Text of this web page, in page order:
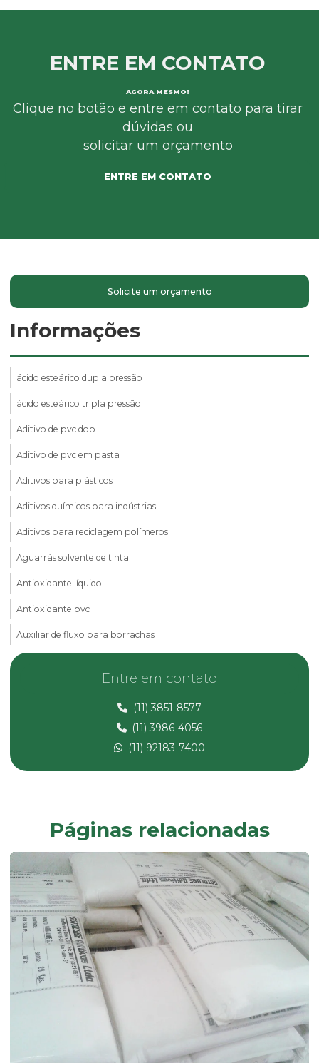
ENTRE EM CONTATO
AGORA MESMO!
Clique no botão e entre em contato para tirar
dúvidas ou
solicitar um orçamento
ENTRE EM CONTATO
Solicite um orçamento
Informações
ácido esteárico dupla pressão
ácido esteárico tripla pressão
Aditivo de pvc dop
Aditivo de pvc em pasta
Aditivos para plásticos
Aditivos químicos para indústrias
Aditivos para reciclagem polímeros
Aguarrás solvente de tinta
Antioxidante líquido
Antioxidante pvc
Auxiliar de fluxo para borrachas
Calcita em pó
Carbonato de cálcio micronizado
Carbonato de magnésio
Composto de pvc rígido
Desmoldante líquido
Dessecante preço
Dibp
Dinp
Empresa de composto de pvc
Empresa de fabricação de aditivos de uso industrial
Entre em contato
(11) 3851-8577
(11) 3986-4056
(11) 92183-7400
Páginas relacionadas